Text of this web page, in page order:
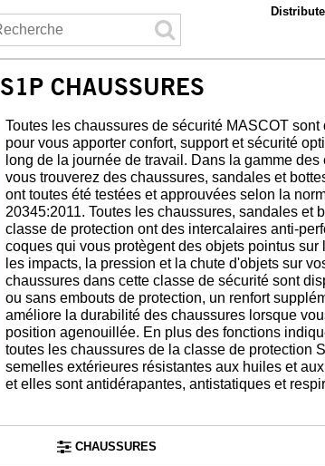
S1P CHAUSSURES
Toutes les chaussures de sécurité MASCOT sont
pour vous apporter confort, support et sécurité
long de la journée de travail. Dans la gamme des
vous trouverez des chaussures, sandales et
ont toutes été testées et approuvées selon la
20345:2011. Toutes les chaussures, sandales et
classe de protection ont des intercalaires anti-
coques qui vous protègent des objets pointus sur
les impacts, la pression et la chute d'objets sur
chaussures dans cette classe de sécurité sont
ou sans embouts de protection, un renfort
améliore la durabilité des chaussures lorsque
position agenouillée. En plus des fonctions
toutes les chaussures de la classe de protection
semelles extérieures résistantes aux huiles et
et elles sont antidérapantes, antistatiques et
CHAUSSURES